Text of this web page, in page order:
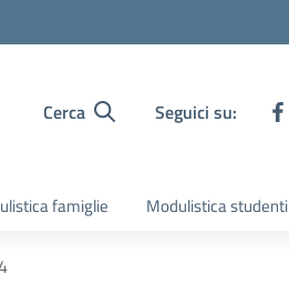
Cerca Seguici su:
famiglie Modulistica studenti